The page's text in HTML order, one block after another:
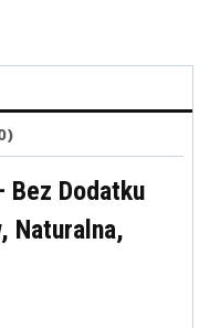
Bez Dodatku
Naturalna,